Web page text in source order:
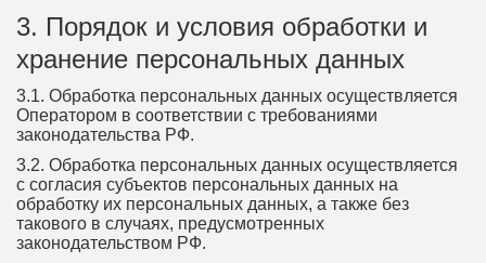
3. Порядок и условия обработки и
хранение персональных данных
3.1. Обработка персональных данных осуществляется
Оператором в соответствии с требованиями
законодательства РФ.
3.2. Обработка персональных данных осуществляется
с согласия субъектов персональных данных на
обработку их персональных данных, а также без
такового в случаях, предусмотренных
законодательством РФ.